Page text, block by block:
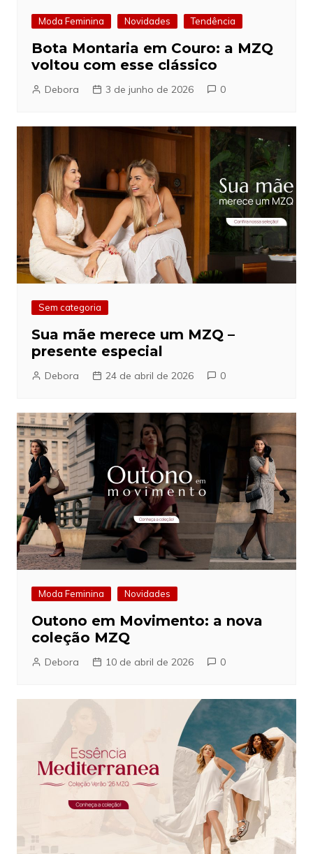
Moda Feminina Novidades Tendência
Bota Montaria em Couro: a MZQ
voltou com esse clássico
Debora 3 de junho de 2026 0
Sem categoria
Sua mãe merece um MZQ –
presente especial
Debora 24 de abril de 2026 0
Moda Feminina Novidades
Outono em Movimento: a nova
coleção MZQ
Debora 10 de abril de 2026 0